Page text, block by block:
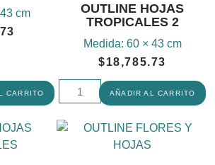
cm
CARRITO
OUTLINE HOJAS
TROPICALES 2
Medida: 60 × 43 cm
$18,785.73
AÑADIR AL CARRITO